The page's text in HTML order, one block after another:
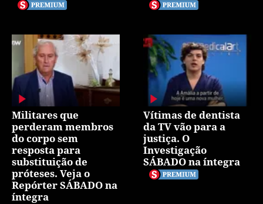
Militares que
perderam membros
do corpo sem
resposta para
substituição de
próteses. Veja o
Repórter SÁBADO na
íntegra
Vítimas de dentista
da TV vão para a
justiça. O
Investigação
SÁBADO na íntegra